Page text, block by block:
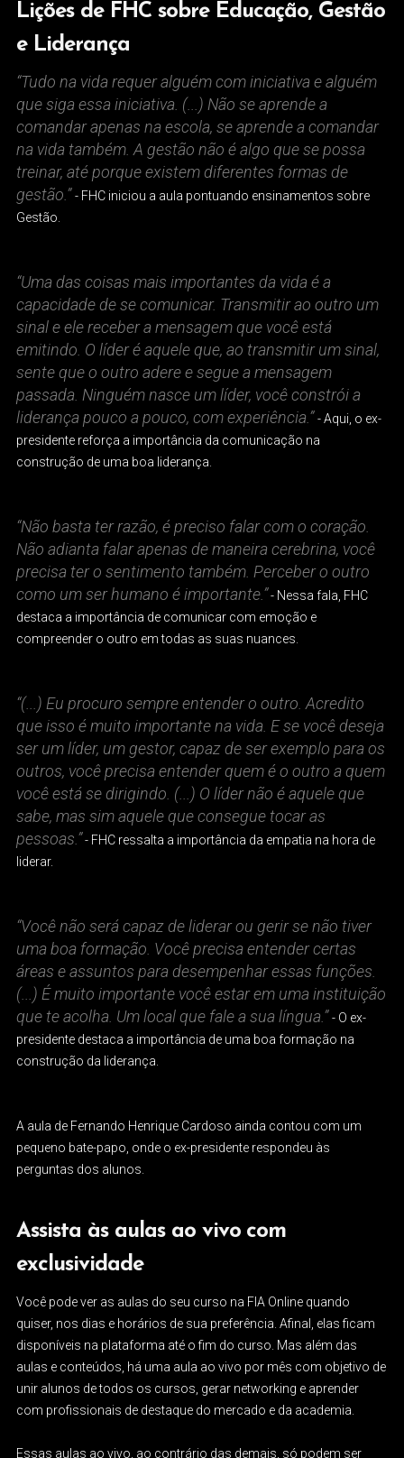
Lições de FHC sobre Educação, Gestão
e Liderança
“Tudo na vida requer alguém com iniciativa e alguém
que siga essa iniciativa. (...) Não se aprende a
comandar apenas na escola, se aprende a comandar
na vida também. A gestão não é algo que se possa
treinar, até porque existem diferentes formas de
gestão.”- FHC iniciou a aula pontuando ensinamentos sobre
Gestão.
“Uma das coisas mais importantes da vida é a
capacidade de se comunicar. Transmitir ao outro um
sinal e ele receber a mensagem que você está
emitindo. O líder é aquele que, ao transmitir um sinal,
sente que o outro adere e segue a mensagem
passada. Ninguém nasce um líder, você constrói a
liderança pouco a pouco, com experiência.”- Aqui, o ex-
presidente reforça a importância da comunicação na
construção de uma boa liderança.
“Não basta ter razão, é preciso falar com o coração.
Não adianta falar apenas de maneira cerebrina, você
precisa ter o sentimento também. Perceber o outro
como um ser humano é importante.”- Nessa fala, FHC
destaca a importância de comunicar com emoção e
compreender o outro em todas as suas nuances.
“(...) Eu procuro sempre entender o outro. Acredito
que isso é muito importante na vida. E se você deseja
ser um líder, um gestor, capaz de ser exemplo para os
outros, você precisa entender quem é o outro a quem
você está se dirigindo. (...) O líder não é aquele que
sabe, mas sim aquele que consegue tocar as
pessoas.”- FHC ressalta a importância da empatia na hora de
liderar.
“Você não será capaz de liderar ou gerir se não tiver
uma boa formação. Você precisa entender certas
áreas e assuntos para desempenhar essas funções.
(...) É muito importante você estar em uma instituição
que te acolha. Um local que fale a sua língua.”- O ex-
presidente destaca a importância de uma boa formação na
construção da liderança.
A aula de Fernando Henrique Cardoso ainda contou com um
pequeno bate-papo, onde o ex-presidente respondeu às
perguntas dos alunos.
Assista às aulas ao vivo com
exclusividade
Você pode ver as aulas do seu curso na FIA Online quando
quiser, nos dias e horários de sua preferência. Afinal, elas ficam
disponíveis na plataforma até o fim do curso. Mas além das
aulas e conteúdos, há uma aula ao vivo por mês com objetivo de
unir alunos de todos os cursos, gerar networking e aprender
com profissionais de destaque do mercado e da academia.
Essas aulas ao vivo, ao contrário das demais, só podem ser